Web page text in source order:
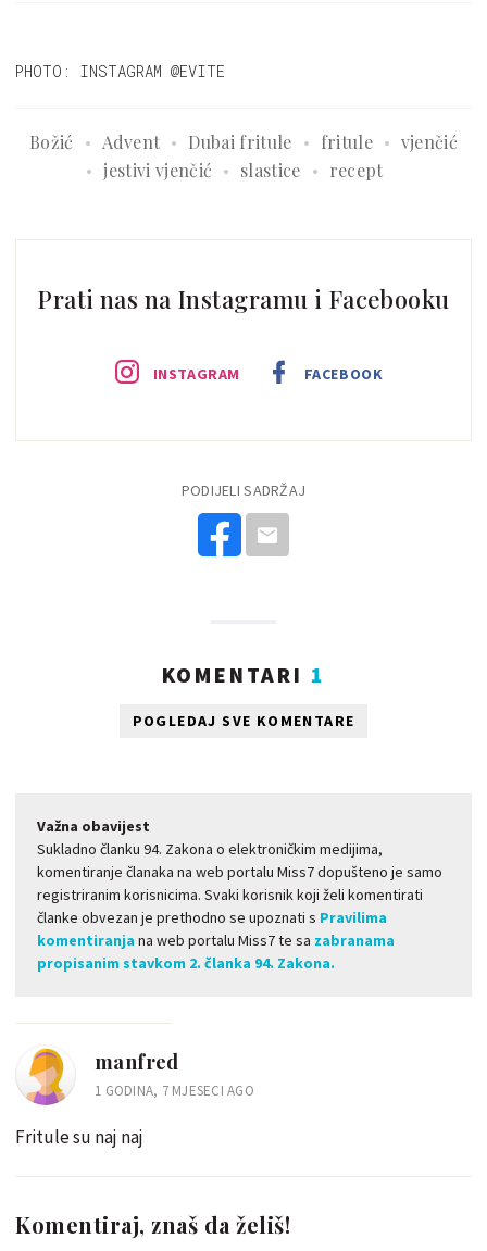
PHOTO: INSTAGRAM @EVITE
Božić Advent Dubai fritule fritule
vjenčić
jestivi vjenčić
slastice recept
Prati nas na Instagramu i Facebooku
INSTAGRAM FACEBOOK
PODIJELI SADRŽAJ
KOMENTARI 1
POGLEDAJ SVE KOMENTARE
Važna obavijest
Sukladno članku 94. Zakona o elektroničkim medijima,
komentiranje članaka na web portalu Miss7 dopušteno je samo
registriranim korisnicima. Svaki korisnik koji želi komentirati
članke obvezan je prethodno se upoznati s Pravilima
komentiranja na web portalu Miss7 te sa zabranama
propisanim stavkom 2. članka 94. Zakona.
manfred
1 GODINA, 7 MJESECI AGO
Fritule su naj naj
Komentiraj, znaš da želiš!